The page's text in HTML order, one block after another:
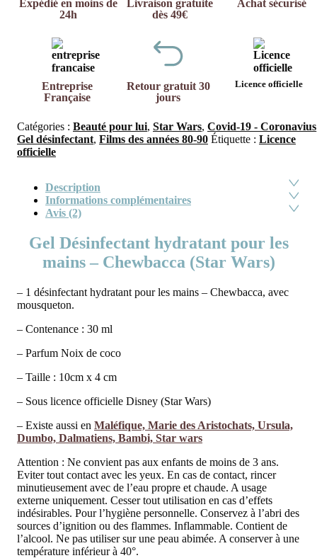
Expédié en moins de
24h
Livraison gratuite
dès 49€
Achat sécurisé
Entreprise
Française
Retour gratuit 30
jours
Licence officielle
Catégories : Beauté pour lui, Star Wars, Covid-19 - Coronavius
Gel désinfectant, Films des années 80-90 Étiquette : Licence
officielle
Description
Informations complémentaires
Avis (2)
Gel Désinfectant hydratant pour les
mains – Chewbacca (Star Wars)
– 1 désinfectant hydratant pour les mains – Chewbacca, avec
mousqueton.
– Contenance : 30 ml
– Parfum Noix de coco
– Taille : 10cm x 4 cm
– Sous licence officielle Disney (Star Wars)
– Existe aussi en Maléfique, Marie des Aristochats, Ursula,
Dumbo, Dalmatiens, Bambi, Star wars
Attention : Ne convient pas aux enfants de moins de 3 ans.
Eviter tout contact avec les yeux. En cas de contact, rincer
minutieusement avec de l’eau propre et chaude. A usage
externe uniquement. Cesser tout utilisation en cas d’effets
indésirables. Pour l’hygiène personnelle. Conservez à l’abri des
sources d’ignition ou des flammes. Inflammable. Contient de
l’alcool. Ne pas utiliser sur une peau abimée. A conserver à une
température inférieur à 40°.